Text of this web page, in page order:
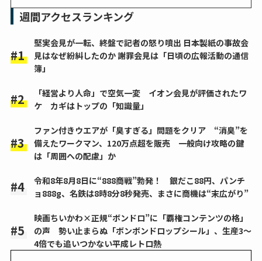
週間アクセスランキング
堅実会見が一転、終盤で記者の怒り噴出 日本製紙の事故会
見はなぜ紛糾したのか 謝罪会見は「日頃の広報活動の通信
簿」
「経営より人命」で空気一変 イオン会見が評価されたワ
ケ カギはトップの「知識量」
ファン付きウエアが「臭すぎる」問題をクリア “消臭”を
備えたワークマン、120万点超を販売 一般向け攻略の鍵
は「周囲への配慮」か
令和8年8月8日に“888商戦”勃発！ 銀だこ88円、パンチ
ョ888g、名鉄は8時8分8秒発売、まさに商機は“末広がり”
映画ちいかわ×正規“ボンドロ”に「覇権コンテンツの格」
の声 勢い止まらぬ「ボンボンドロップシール」、生産3～
4倍でも追いつかない平成レトロ熱